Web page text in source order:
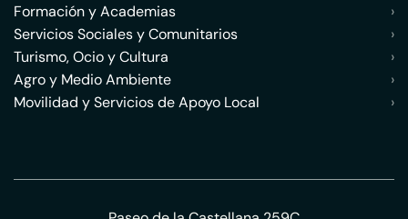
Formación y Academias
›
Servicios Sociales y Comunitarios
›
Turismo, Ocio y Cultura
›
Agro y Medio Ambiente
›
Movilidad y Servicios de Apoyo Local
›